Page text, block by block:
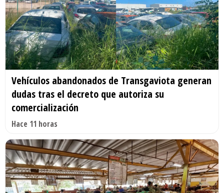
Vehículos abandonados de Transgaviota generan
dudas tras el decreto que autoriza su
comercialización
Hace 11 horas